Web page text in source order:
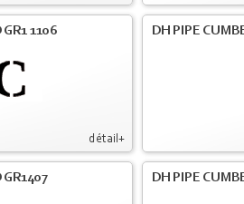
détail+
1106 DH PIPE
GR1407 DH PIPE